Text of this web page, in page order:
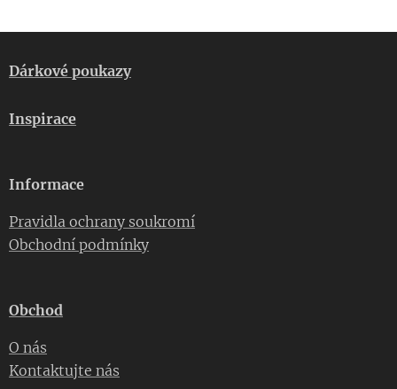
Dárkové poukazy
Inspirace
Informace
Pravidla ochrany soukromí
Obchodní podmínky
Obchod
O nás
Kontaktujte nás